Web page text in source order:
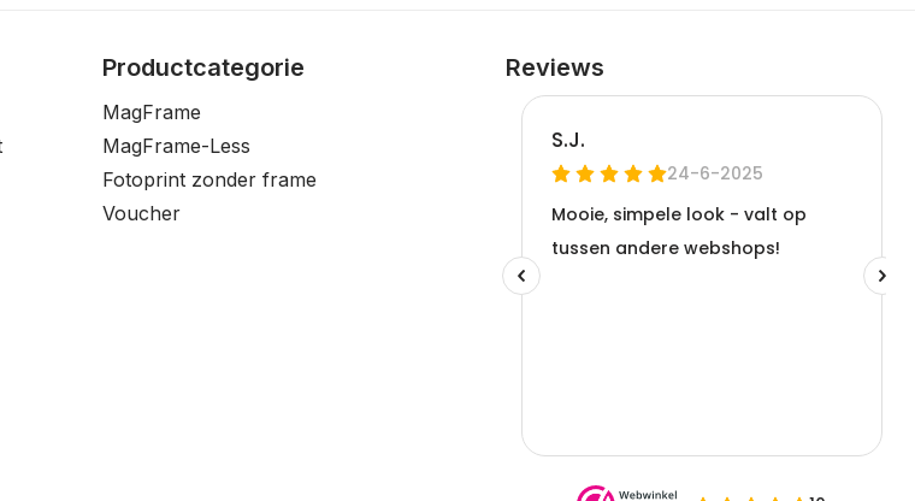
Productcategorie
MagFrame
MagFrame-Less
Fotoprint zonder frame
Voucher
Reviews